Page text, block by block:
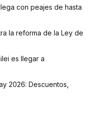
con peajes de hasta
la reforma de la Ley de
es llegar a
2026: Descuentos,